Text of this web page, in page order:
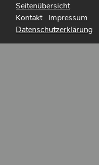
Seitenübersicht
Kontakt Impressum
Datenschutzerklärung